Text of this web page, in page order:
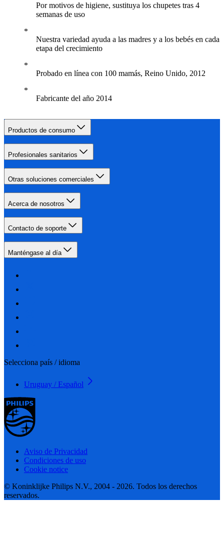
Por motivos de higiene, sustituya los chupetes tras 4
semanas de uso
Nuestra variedad ayuda a las madres y a los bebés en cada
etapa del crecimiento
Probado en línea con 100 mamás, Reino Unido, 2012
Fabricante del año 2014
Productos de consumo
Profesionales sanitarios
Otras soluciones comerciales
Acerca de nosotros
Contacto de soporte
Manténgase al día
Selecciona país / idioma
Uruguay / Español
Aviso de Privacidad
Condiciones de uso
Cookie notice
© Koninklijke Philips N.V., 2004 - 2026. Todos los derechos
reservados.